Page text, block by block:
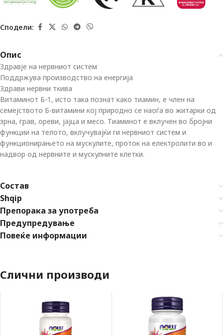
Сподели:
Опис
Здравје на нервниот систем
Поддржува производство на енергија
Здрави нервни ткива
Витаминот Б-1, исто така познат како тиамин, е член на
семејството Б-витамини кој природно се наоѓа во житарки од
зрна, грав, ореви, јајца и месо. Тиаминот е вклучен во бројни
функции на телото, вклучувајќи ги нервниот систем и
функционирањето на мускулите, проток на електролити во и
надвор од нервните и мускулните клетки.
Состав
Shqip
Препорака за употреба
Предупредување
Повеќе информации
Слични производи